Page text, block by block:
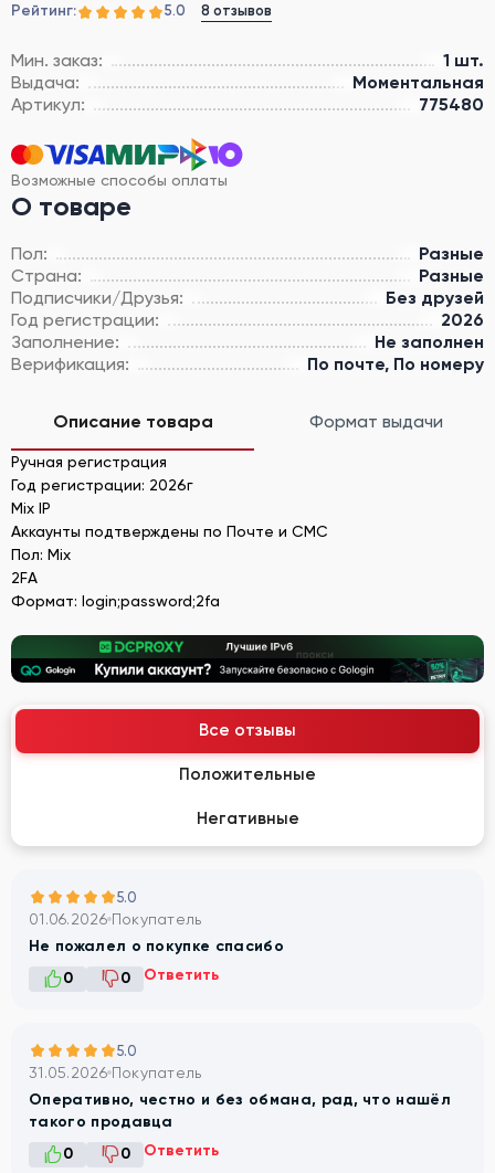
Рейтинг: 5.0 8 отзывов
Мин. заказ:
1 шт.
Выдача:
Моментальная
Артикул:
775480
Возможные способы оплаты
О товаре
Пол:
Разные
Страна:
Разные
Подписчики/Друзья:
Без друзей
Год регистрации:
2026
Заполнение:
Не заполнен
Верификация:
По почте, По номеру
Описание товара Формат выдачи
Ручная регистрация
Год регистрации: 2026г
Mix IP
Аккаунты подтверждены по Почте и СМС
Пол: Mix
2FA
Формат: login;password;2fa
Все отзывы
Положительные
Негативные
5.0
01.06.2026 Покупатель
Не пожалел о покупке спасибо
0
0 Ответить
5.0
31.05.2026 Покупатель
Оперативно, честно и без обмана, рад, что нашёл
такого продавца
0
0 Ответить